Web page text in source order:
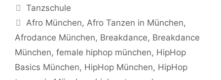
Kategorien
Tanzschule
Schlagwörter
Afro München, Afro Tanzen in München,
Afrodance München, Breakdance, Breakdance
München, female hiphop münchen, HipHop
Basics München, HipHop München, HipHop